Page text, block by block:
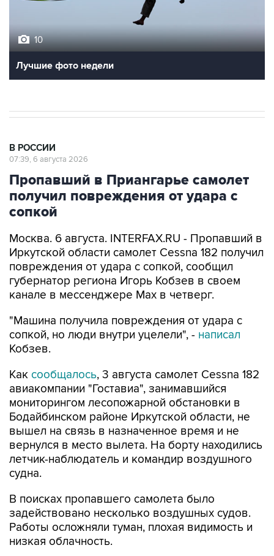
10
Лучшие фото недели
В РОССИИ
07:39, 6 августа 2026
Пропавший в Приангарье самолет
получил повреждения от удара с
сопкой
Москва. 6 августа. INTERFAX.RU - Пропавший в
Иркутской области самолет Cessna 182 получил
повреждения от удара с сопкой, сообщил
губернатор региона Игорь Кобзев в своем
канале в мессенджере Мах в четверг.
"Машина получила повреждения от удара с
сопкой, но люди внутри уцелели", - написал
Кобзев.
Как сообщалось, 3 августа самолет Cessna 182
авиакомпании "Гоставиа", занимавшийся
мониторингом лесопожарной обстановки в
Бодайбинском районе Иркутской области, не
вышел на связь в назначенное время и не
вернулся в место вылета. На борту находились
летчик-наблюдатель и командир воздушного
судна.
В поисках пропавшего самолета было
задействовано несколько воздушных судов.
Работы осложняли туман, плохая видимость и
низкая облачность.